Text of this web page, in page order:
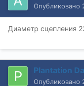
Опубликовано
Диаметр сцепления
Plantation
Опубликовано